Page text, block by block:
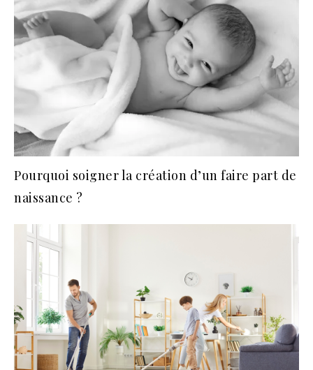
Pourquoi soigner la création d’un faire part de
naissance ?